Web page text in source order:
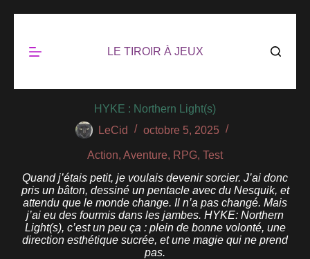
LE TIROIR À JEUX
HYKE : Northern Light(s)
LeCid
octobre 5, 2025
Action, Aventure, RPG, Test
Quand j’étais petit, je voulais devenir sorcier. J’ai donc
pris un bâton, dessiné un pentacle avec du Nesquik, et
attendu que le monde change. Il n’a pas changé. Mais
j’ai eu des fourmis dans les jambes. HYKE: Northern
Light(s), c’est un peu ça : plein de bonne volonté, une
direction esthétique sucrée, et une magie qui ne prend
pas.